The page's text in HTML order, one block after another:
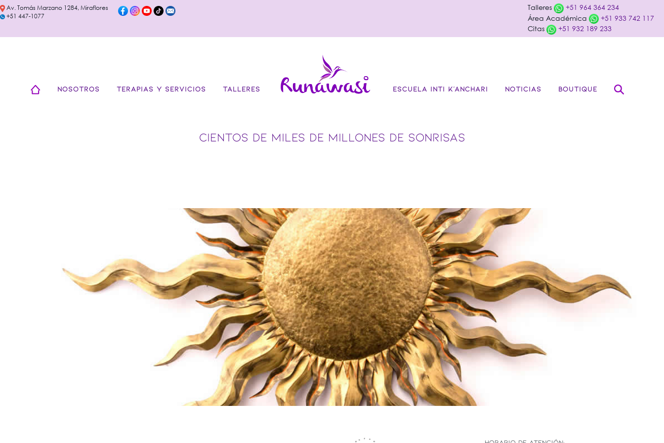
Av. Tomás Marzano 1284, Miraflores
+51 447-1077
Talleres
+51 964 364 234
Área Académica
+51 933 742 117
Citas
+51 932 189 233
NOSOTROS TERAPIAS Y SERVICIOS TALLERES ESCUELA INTI K’ANCHARI NOTICIAS BOUTIQUE
CIENTOS DE MILES DE MILLONES DE SONRISAS